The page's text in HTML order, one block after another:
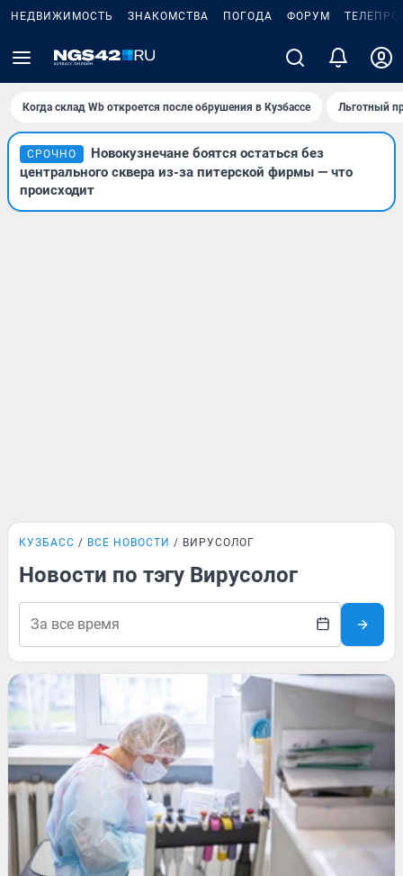
НЕДВИЖИМОСТЬ ЗНАКОМСТВА ПОГОДА ФОРУМ
Когда склад Wb откроется после обрушения в Кузбассе Льготный
СРОЧНО
Новокузнечане боятся остаться без
центрального сквера из-за питерской фирмы — что
происходит
КУЗБАСС ВСЕ НОВОСТИ ВИРУСОЛОГ
Новости по тэгу Вирусолог